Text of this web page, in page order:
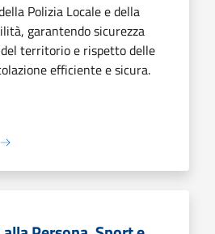
Polizia Locale e della
garantendo sicurezza
territorio e rispetto delle
efficiente e sicura.